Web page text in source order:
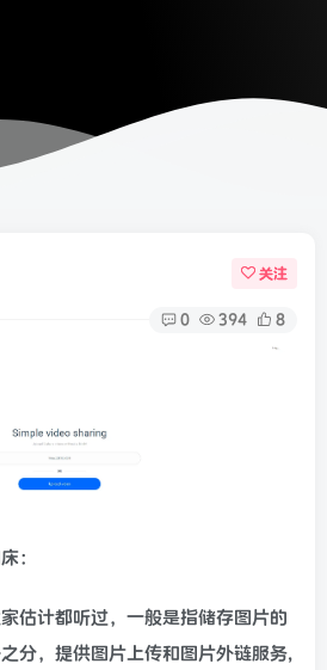
关注
0 394 8
：
估计都听过，一般是指储存图片的
分，提供图片上传和图片外链服务,